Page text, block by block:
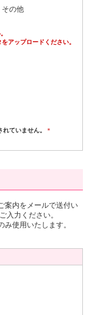
じます。
分を超える
第1項の規定
お客さま
開示・訂
人である
ます。
その他
アップロードください。
ていません。 ＊
案内をメールで送付い
入力ください。
使用いたします。